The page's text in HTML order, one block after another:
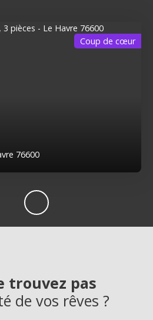
76600
Coup de cœur
trouvez pas
de vos rêves ?